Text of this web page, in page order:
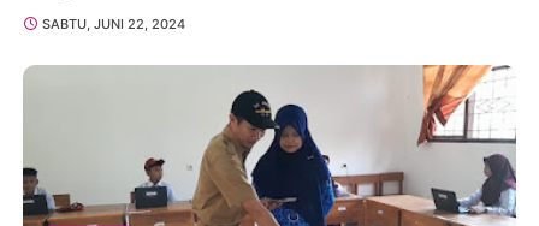
SABTU, JUNI 22, 2024